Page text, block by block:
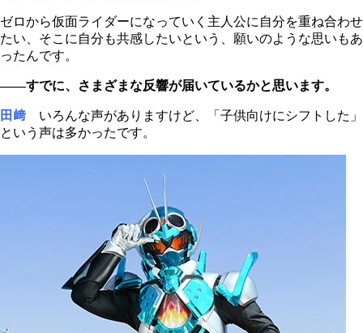
ゼロから仮面ライダーになっていく主人公に自分を重ね合わせ
たい、そこに自分も共感したいという、願いのような思いもあ
ったんです。
――すでに、さまざまな反響が届いているかと思います。
田﨑 いろんな声がありますけど、「子供向けにシフトした」
という声は多かったです。